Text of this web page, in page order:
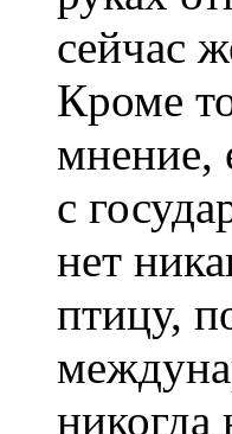
сейчас
Кроме
мнение,
с
нет
птицу,